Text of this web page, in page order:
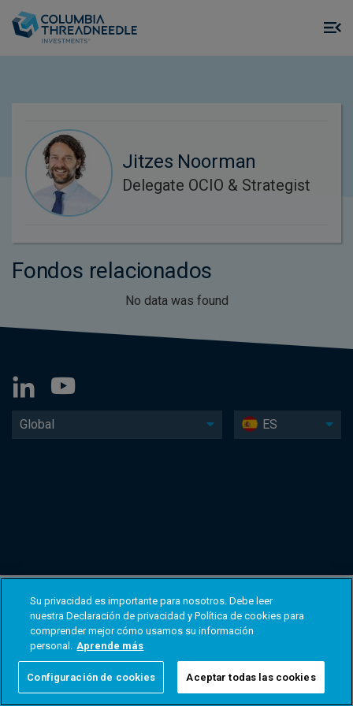
Jitzes Noorman
Delegate OCIO & Strategist
Fondos relacionados
No data was found
Global ES
Su privacidad es importante para nosotros. Debe leer
nuestra Declaración de privacidad y Política de cookies para
comprender mejor cómo usamos su información
personal. Aprende más
Configuración de cookies Aceptar todas las cookies